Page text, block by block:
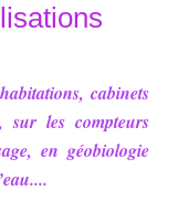
cabinets
sur les compteurs
en géobiologie